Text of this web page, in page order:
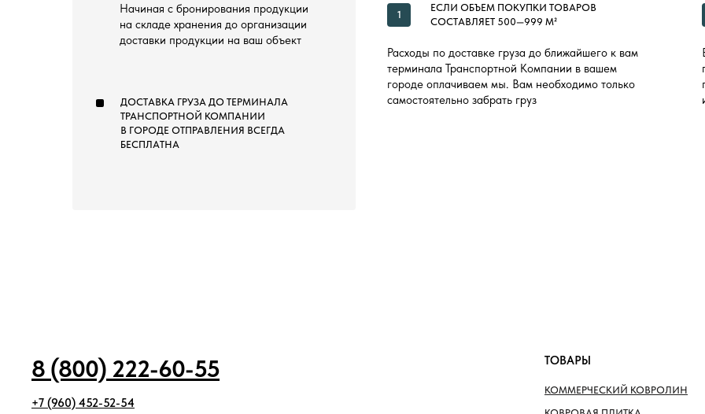
Начиная с бронирования продукции
на складе хранения до организации
доставки продукции на ваш объект
Расходы по доставке груза до ближайшего к вам
терминала Транспортной Компании в вашем
городе оплачиваем мы. Вам необходимо только
самостоятельно забрать груз
ДОСТАВКА ГРУЗА ДО ТЕРМИНАЛА
ТРАНСПОРТНОЙ КОМПАНИИ
В ГОРОДЕ ОТПРАВЛЕНИЯ ВСЕГДА
БЕСПЛАТНА
1
ЕСЛИ ОБЪЕМ ПОКУПКИ ТОВАРОВ
СОСТАВЛЯЕТ 500—999 М²
8 (800) 222-60-55
КОММЕРЧЕСКИЙ КОВРОЛИН
ТОВАРЫ
+7 (960) 452-52-54